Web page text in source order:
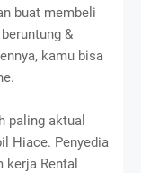
buat membeli
&
kamu bisa
paling aktual
Hiace. Penyedia
Rental